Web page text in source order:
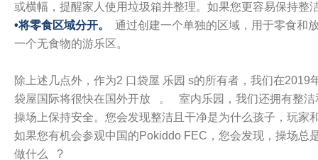
或横幅，提醒家人使用垃圾箱并整理。如果您更容易保持整
•将零食区域分开。
通过创建一个单独的区域，用于零食和
一个无食物的游乐区。
除上述几点外，作为2 口袋屋 乐园 s的所有者，我们在2019
袋屋国际将很快在国外开放 。 室内乐园，我们还拥有整洁
操场上保持安全。您会发现整洁且干净是为什么孩子，玩家
如果您有机会参观中国的Pokiddo FEC，您会发现，操场总
做什么 ?